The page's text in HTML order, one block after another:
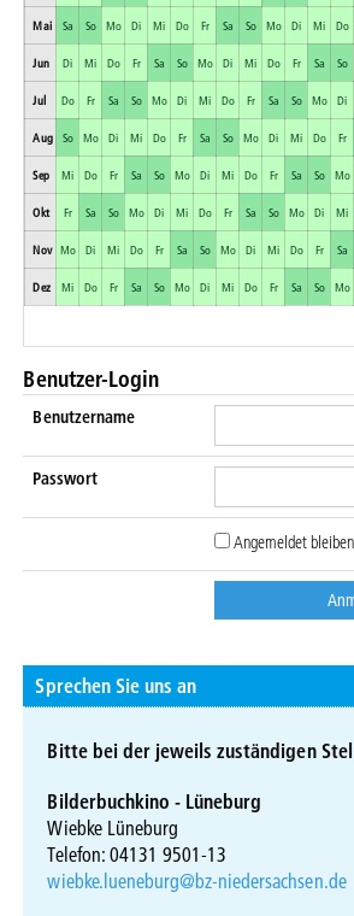
Mai Sa So Mo Di Mi Do Fr Sa So Mo Di Mi Do
Jun Di Mi Do Fr Sa So Mo Di Mi Do Fr Sa So
Jul Do Fr Sa So Mo Di Mi Do Fr Sa So Mo Di
Aug So Mo Di Mi Do Fr Sa So Mo Di Mi Do Fr
Sep Mi Do Fr Sa So Mo Di Mi Do Fr Sa So Mo
Okt Fr Sa So Mo Di Mi Do Fr Sa So Mo Di Mi
Nov Mo Di Mi Do Fr Sa So Mo Di Mi Do Fr Sa
Dez Mi Do Fr Sa So Mo Di Mi Do Fr Sa So Mo
Benutzer-Login
Benutzername
Passwort
Angemeldet bleiben
Sprechen Sie uns an
Bitte bei der jeweils zuständigen
Bilderbuchkino - Lüneburg
Wiebke Lüneburg
Telefon: 04131 9501-13
wiebke.lueneburg@bz-niedersachsen.de